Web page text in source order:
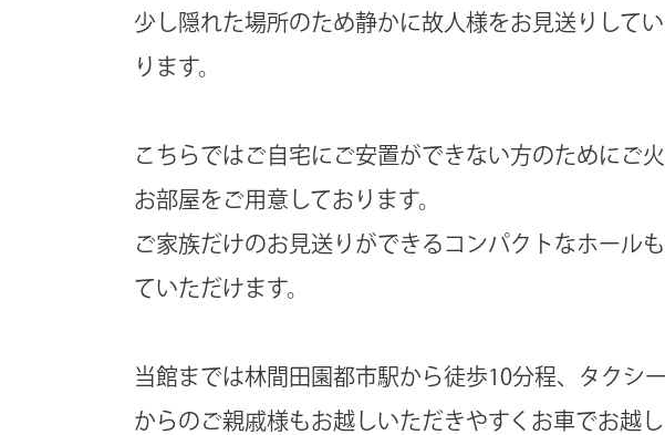
少し隠れた場所のため静かに故人様をお見送りして
ります。
こちらではご自宅にご安置ができない方のためにご
お部屋をご用意しております。
ご家族だけのお見送りができるコンパクトなホール
ていただけます。
当館までは林間田園都市駅から徒歩10分程、タクシ
からのご親戚様もお越しいただきやすくお車でお越